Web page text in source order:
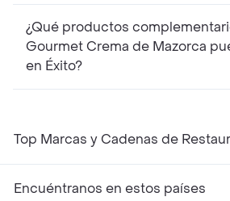
¿Qué productos
Gourmet Crema de Mazorca
en Éxito?
Top Marcas y Cadenas de
Encuéntranos en estos países